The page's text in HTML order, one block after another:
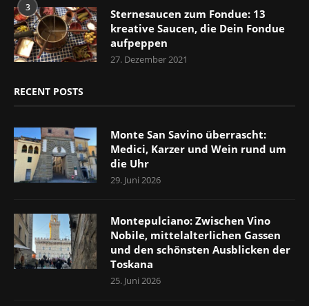
3
Sternesaucen zum Fondue: 13
kreative Saucen, die Dein Fondue
aufpeppen
27. Dezember 2021
RECENT POSTS
Monte San Savino überrascht:
Medici, Karzer und Wein rund um
die Uhr
29. Juni 2026
Montepulciano: Zwischen Vino
Nobile, mittelalterlichen Gassen
und den schönsten Ausblicken der
Toskana
25. Juni 2026